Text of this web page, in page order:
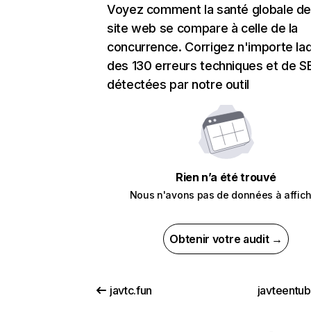
Voyez comment la santé globale
site web se compare à celle de la
concurrence. Corrigez n'importe
des 130 erreurs techniques et de
détectées par notre outil
Rien n’a été trouvé
Nous n'avons pas de données à
Obtenir votre audit →
javtc.fun